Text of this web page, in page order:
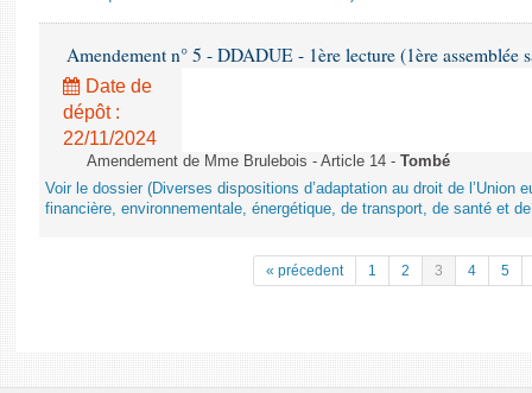
Amendement n° 5 - DDADUE - 1ère lecture (1ère assemblée
Date de
dépôt :
22/11/2024
Amendement de Mme Brulebois - Article 14 - Tombé
Voir le dossier (Diverses dispositions d’adaptation au droit de l’Union
financière, environnementale, énergétique, de transport, de santé et
« précedent 1 2 3 4 5